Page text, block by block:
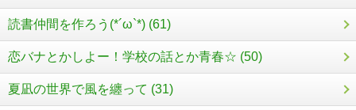
読書仲間を作ろう(*´ω`*) (61)
恋バナとかしよー！学校の話とか青春☆ (50)
夏凪の世界で風を纏って (31)